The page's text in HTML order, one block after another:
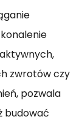
zwrotów czy
pozwala
budować